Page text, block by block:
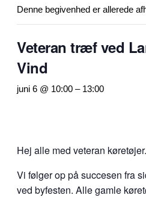
Denne begivenhed er allerede
Veteran træf ved
Vind
juni 6 @ 10:00 – 13:00
Hej alle med veteran køretøjer.
Vi følger op på succesen fra
ved byfesten. Alle gamle